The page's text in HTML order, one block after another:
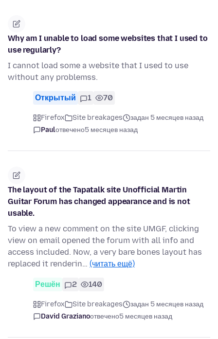
Why am I unable to load some websites that I used to
use regularly?
I cannot load some a website that I used to use
without any problemss.
Открытый 1 70
Firefox Site breakages
задан 5 месяцев назад
Paulотвечено5 месяцев назад
The layout of the Tapatalk site Unofficial Martin
Guitar Forum has changed appearance and is not
usable.
To view a new comment on the site UMGF, clicking
view on email opened the forum with all info and
access included. Now, a very bare bones layout has
replaced it renderin… (читать ещё)
Решён 2 140
Firefox Site breakages
задан 5 месяцев назад
David Grazianoотвечено5 месяцев назад